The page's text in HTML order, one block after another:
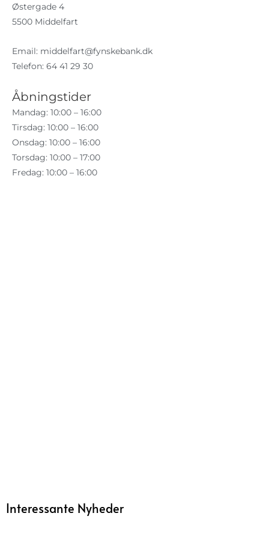
Østergade 4
5500 Middelfart
Email: middelfart@fynskebank.dk
Telefon: 64 41 29 30
Åbningstider
Mandag: 10:00 – 16:00
Tirsdag: 10:00 – 16:00
Onsdag: 10:00 – 16:00
Torsdag: 10:00 – 17:00
Fredag: 10:00 – 16:00
Interessante Nyheder